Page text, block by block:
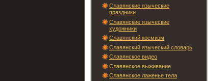
Славянские языческие
праздники
Славянские языческие
художники
Славянский космизм
Славянский языческий словарь
Славянское видео
Славянское выживание
Славянское лаженье тела